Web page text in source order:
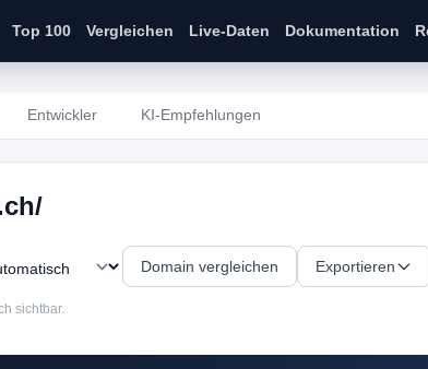
Top 100 Vergleichen Live-Daten Dokumentation
Entwickler KI-Empfehlungen
Domain vergleichen Exportieren
sichtbar.